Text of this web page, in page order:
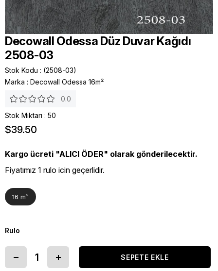
Decowall Odessa Düz Duvar Kağıdı
2508-03
Stok Kodu
(2508-03)
Marka : Decowall Odessa 16m²
0.0
Stok Miktarı : 50
$39.50
Kargo ücreti "ALICI ÖDER" olarak gönderilecektir.
Fiyatımız 1 rulo icin geçerlidir.
16 m²
Rulo